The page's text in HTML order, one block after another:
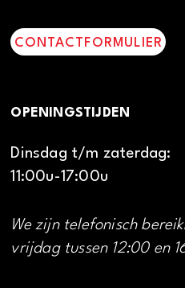
CONTACTFORMULIER
OPENINGSTIJDEN
Dinsdag t/m zaterdag:
11:00u-17:00u
We zijn telefonisch
vrijdag tussen 12:00 en